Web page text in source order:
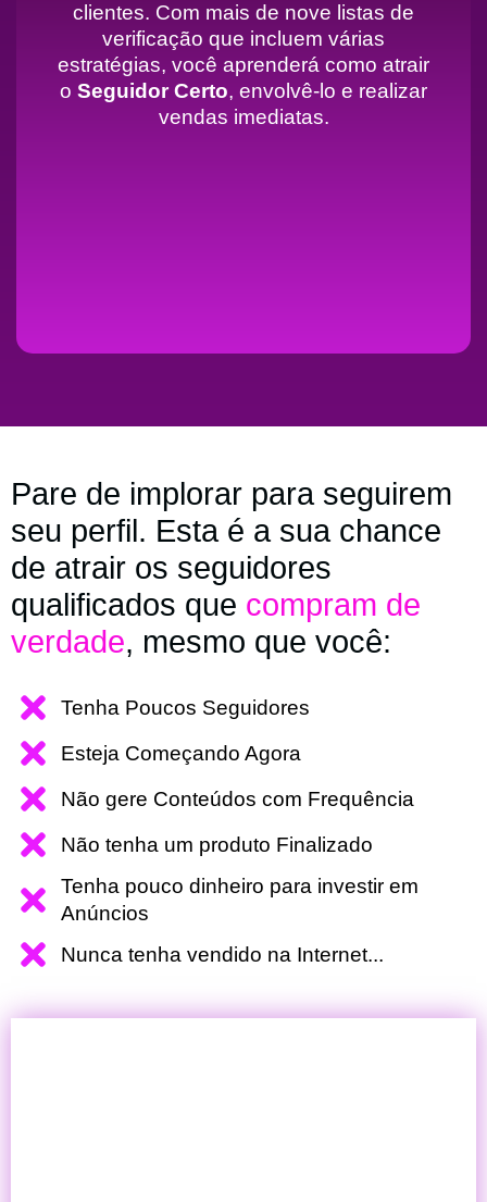
clientes. Com mais de nove listas de
verificação que incluem várias
estratégias, você aprenderá como atrair
o Seguidor Certo, envolvê-lo e realizar
vendas imediatas.
Pare de implorar para seguirem
seu perfil. Esta é a sua chance
de atrair os seguidores
qualificados que compram de
verdade, mesmo que você:
Tenha Poucos Seguidores
Esteja Começando Agora
Não gere Conteúdos com Frequência
Não tenha um produto Finalizado
Tenha pouco dinheiro para investir em
Anúncios
Nunca tenha vendido na Internet...